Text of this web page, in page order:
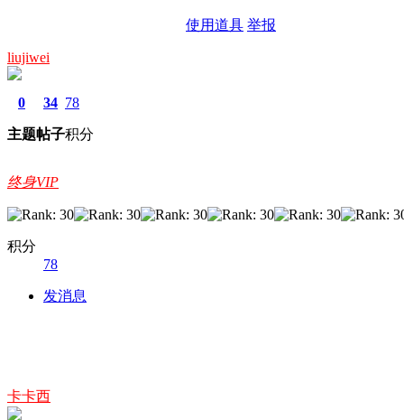
使用道具 举报
liujiwei
0
主题
34
帖子
78
积分
终身VIP
积分
78
发消息
卡卡西